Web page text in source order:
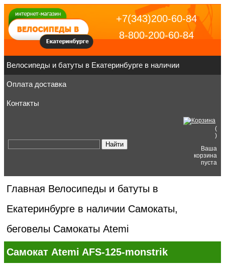
+7(343)200-60-84
8-800-200-60-84
Велосипеды и батуты в Екатеринбурге в наличии
Оплата доставка
Контакты
(
)
Ваша
корзина
пуста
Главная Велосипеды и батуты в
Екатеринбурге в наличии Самокаты,
беговелы Самокаты Atemi
Самокат Atemi AFS-125-monstrik